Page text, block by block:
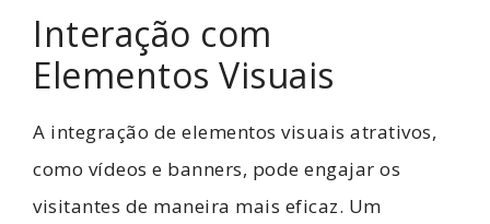
Interação com
Elementos Visuais
A integração de elementos visuais atrativos,
como vídeos e banners, pode engajar os
visitantes de maneira mais eficaz. Um